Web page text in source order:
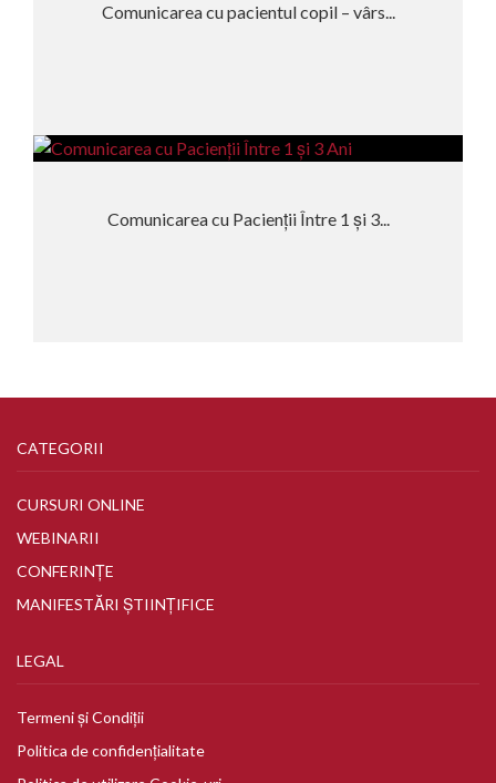
Comunicarea cu pacientul copil – vârs...
Comunicarea cu Pacienții Între 1 și 3...
CATEGORII
CURSURI ONLINE
WEBINARII
CONFERINȚE
MANIFESTĂRI ȘTIINȚIFICE
LEGAL
Termeni și Condiții
Politica de confidențialitate